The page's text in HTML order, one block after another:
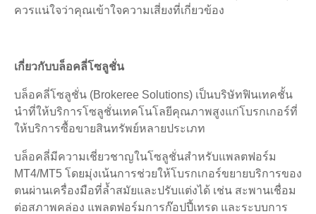
ควรแน่ใจว่าคุณเข้าใจความเสี่ยงที่เกี่ยวข้อง
เกี่ยวกับบล็อคลี่โซลูชั่น
บล็อคลี่โซลูชั่น (Brokeree Solutions) เป็นบริษัทฟินเทคชั้น
นำที่ให้บริการโซลูชั่นเทคโนโลยีคุณภาพสูงแก่โบรกเกอร์ที่
ให้บริการซื้อขายสินทรัพย์หลายประเภท
บล็อคลี่มีความเชี่ยวชาญในโซลูชั่นสำหรับแพลตฟอร์ม
MT4/MT5 โดยมุ่งเน้นการช่วยให้โบรกเกอร์ขยายบริการของ
ตนผ่านเครื่องมือที่ล้ำสมัยและปรับแต่งได้ เช่น สะพานเชื่อม
ต่อสภาพคล่อง แพลตฟอร์มการก๊อปปี้เทรด และระบบการ